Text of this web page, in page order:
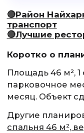
🔴Район
транспорт
🔴Лучшие
Коротко о
Площадь 46 м², 1
парковочное
месяц. Объект
Другие
спальня 46 м²,